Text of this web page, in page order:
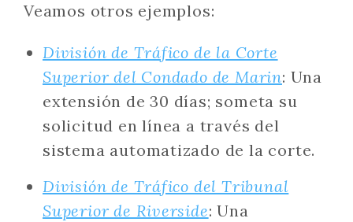
Veamos otros ejemplos:
División de Tráfico de la Corte
Superior del Condado de Marin: Una
extensión de 30 días; someta su
solicitud en línea a través del
sistema automatizado de la corte.
División de Tráfico del Tribunal
Superior de Riverside: Una